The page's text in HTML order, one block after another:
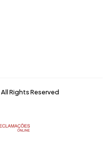
Rights Reserved